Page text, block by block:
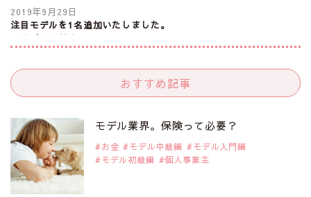
2019年9月29日
注目モデルを1名追加いたしました。
是非ご覧ください。
2019年9月29日
是非ご覧ください。
注目モデル 松川 来海さん
2019年9月29日
おすすめ記事
モデル業界。保険って必要？
お金 モデル中級編
モデル入門編
モデル初級編
個人事業主